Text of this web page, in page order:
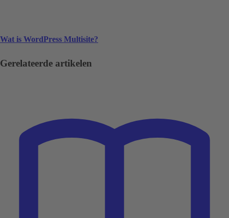
Wat is WordPress Multisite?
Gerelateerde artikelen